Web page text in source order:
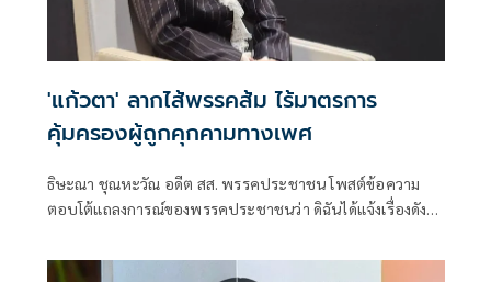
'แก้วตา' ลากไส้พรรคส้ม ไร้มาตรการ
คุ้มครองผู้ถูกคุกคามทางเพศ
ธิษะณา ชุณหะวัณ อดีต สส. พรรคประชาชน โพสต์ข้อความ
ตอบโต้แถลงการณ์ของพรรคประชาชนว่า ดิฉันได้แจ้งเรื่องดัง